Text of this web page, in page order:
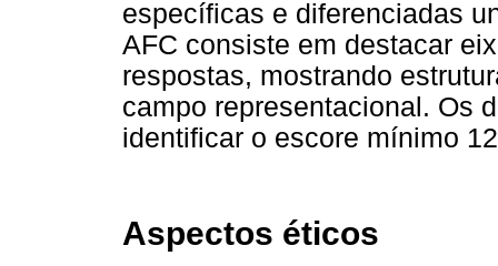
específicas e diferenciadas
AFC consiste em destacar
respostas, mostrando
campo representacional. Os
identificar o escore mínimo
Aspectos éticos